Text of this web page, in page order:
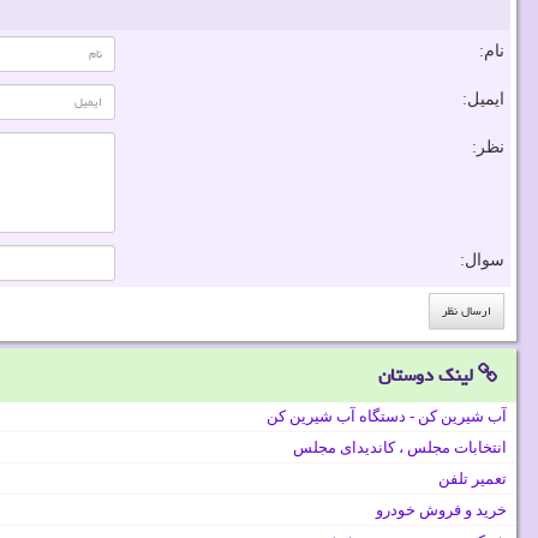
نام:
ایمیل:
نظر:
سوال:
لینک دوستان
آب شیرین کن - دستگاه آب شیرین کن
انتخابات مجلس ، کاندیدای مجلس
تعمیر تلفن
خرید و فروش خودرو